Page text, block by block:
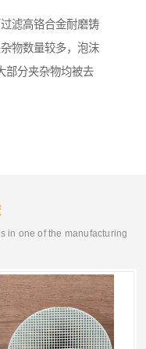
滤高铬合金耐磨铸
物数量较多，泡沫
部分夹杂物均被去
in one of the manufacturing